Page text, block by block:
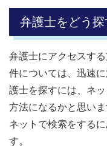
弁護士をどう
弁護士にアクセスす
件については、迅速
護士を探すには、ネ
方法になるかと思いま
ネットで検索をする
す。